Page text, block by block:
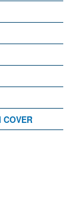
COVER